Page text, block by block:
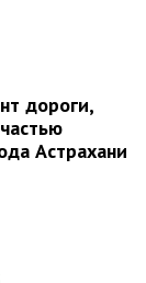
дороги,
Астрахани